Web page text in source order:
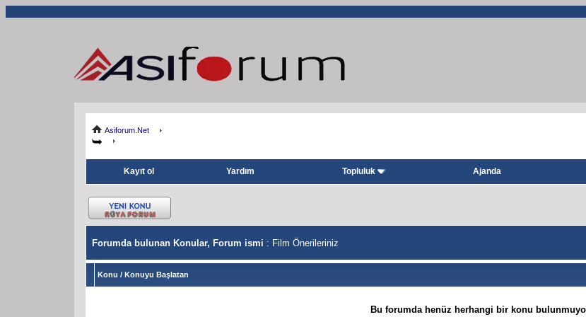
Asiforum.Net
Kayıt ol Yardım Topluluk Ajanda
Forumda bulunan Konular, Forum ismi : Film Önerileriniz
Konu / Konuyu Başlatan
Bu forumda henüz herhangi bir konu